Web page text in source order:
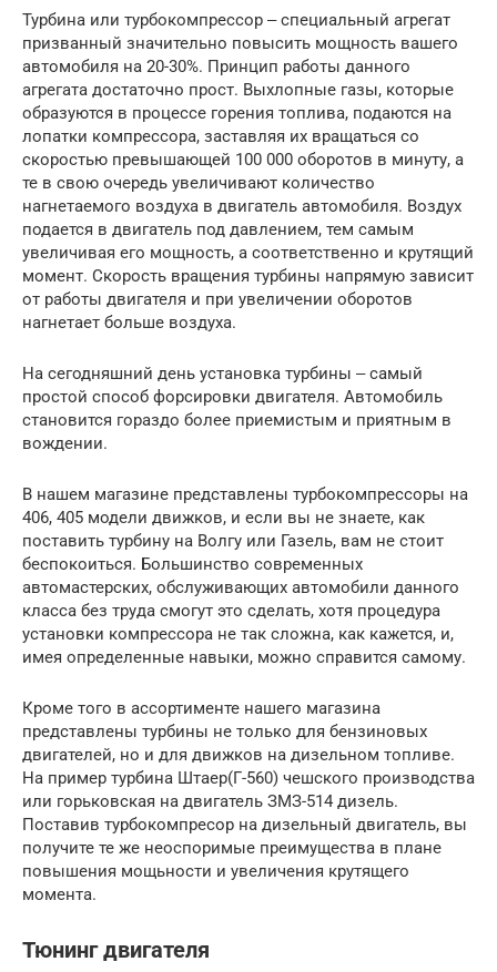
Турбина или турбокомпрессор ‒ специальный агрегат
призванный значительно повысить мощность вашего
автомобиля на 20-30%. Принцип работы данного
агрегата достаточно прост. Выхлопные газы, которые
образуются в процессе горения топлива, подаются на
лопатки компрессора, заставляя их вращаться со
скоростью превышающей 100 000 оборотов в минуту, а
те в свою очередь увеличивают количество
нагнетаемого воздуха в двигатель автомобиля. Воздух
подается в двигатель под давлением, тем самым
увеличивая его мощность, а соответственно и крутящий
момент. Скорость вращения турбины напрямую зависит
от работы двигателя и при увеличении оборотов
нагнетает больше воздуха.
На сегодняшний день установка турбины ‒ самый
простой способ форсировки двигателя. Автомобиль
становится гораздо более приемистым и приятным в
вождении.
В нашем магазине представлены турбокомпрессоры на
406, 405 модели движков, и если вы не знаете, как
поставить турбину на Волгу или Газель, вам не стоит
беспокоиться. Большинство современных
автомастерских, обслуживающих автомобили данного
класса без труда смогут это сделать, хотя процедура
установки компрессора не так сложна, как кажется, и,
имея определенные навыки, можно справится самому.
Кроме того в ассортименте нашего магазина
представлены турбины не только для бензиновых
двигателей, но и для движков на дизельном топливе.
На пример турбина Штаер(Г-560) чешского производства
или горьковская на двигатель ЗМЗ-514 дизель.
Поставив турбокомпресор на дизельный двигатель, вы
получите те же неоспоримые преимущества в плане
повышения мощьности и увеличения крутящего
момента.
Тюнинг двигателя